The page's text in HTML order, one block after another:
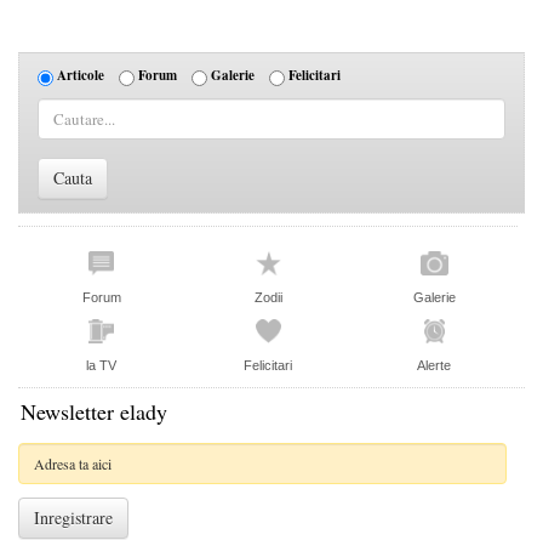
Articole Forum Galerie Felicitari
Forum Zodii Galerie
la TV Felicitari Alerte
Newsletter elady